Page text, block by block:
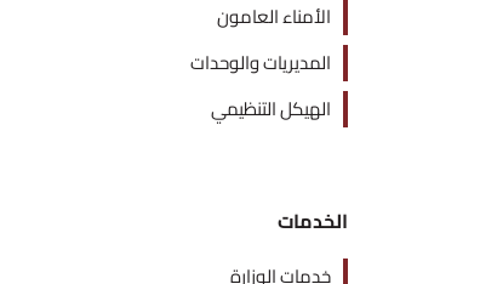
الأمناء العامون
المديريات والوحدات
الهيكل التنظيمي
الخدمات
خدمات الوزارة